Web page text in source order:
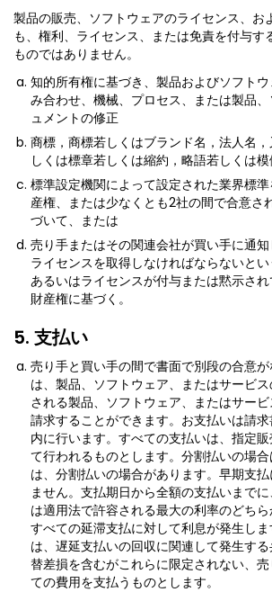
製品の販売、ソフトウェアのライセンス、お
も、権利、ライセンス、または免責を付与す
ものではありません。
知的所有権に基づき、製品およびソフト
み合わせ、機械、プロセス、または製品
ュメントの修正
商標，商標若しくはブランド名，法人名
しくは標章若しくは縮約，略語若しくは
標準設定機関によって設定された業界標
産権、または少なくとも2社の間で合意さ
づいて、または
売り手またはその関連会社が買い手に通
ライセンスを取得しなければならないとい
あるいはライセンスが付与または黙示さ
財産権に基づく。
5. 支払い
売り手と買い手の間で書面で別段の合意
は、製品、ソフトウェア、またはサービ
される製品、ソフトウェア、またはサー
請求することができます。お支払いは請
内に行います。すべての支払いは、指定
て行われるものとします。分割払いの場
は、分割払いの場合があります。早期支
ません。支払期日から全額の支払いまで
は適用法で許容される最大の利率のどちら
すべての延滞支払に対して利息が発生し
は、遅延支払いの回収に関連して発生す
替差損を含むがこれらに限定されない、
ての費用を支払うものとします。